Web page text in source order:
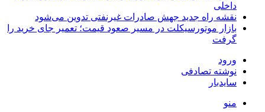
داخلی
نقشه راه جدید جهش صادرات غیرنفتی تدوین می‌شود
بازار موتورسیکلت در مسیر صعود قیمت؛ تعمیر جای خرید را
گرفت
ورود
نوشته تصادفی
سایدبار
منو